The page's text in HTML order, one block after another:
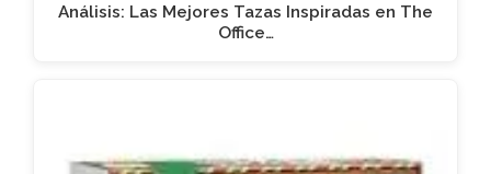
Análisis: Las Mejores Tazas Inspiradas en The
Office…